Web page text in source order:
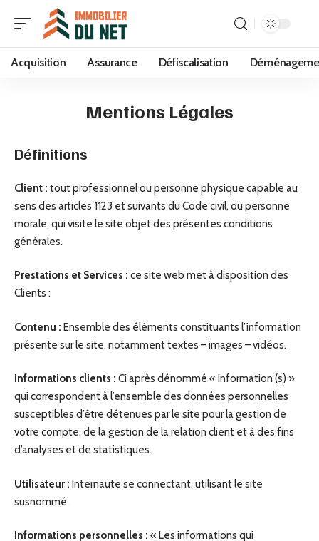
Acquisition Assurance Défiscalisation
Mentions Légales
Définitions
Client : tout professionnel ou personne physique capable au
sens des articles 1123 et suivants du Code civil, ou personne
morale, qui visite le site objet des présentes conditions
générales.
Prestations et Services : ce site web met à disposition des
Clients :
Contenu : Ensemble des éléments constituants l’information
présente sur le site, notamment textes – images – vidéos.
Informations clients : Ci après dénommé « Information (s) »
qui correspondent à l’ensemble des données personnelles
susceptibles d’être détenues par le site pour la gestion de
votre compte, de la gestion de la relation client et à des fins
d’analyses et de statistiques.
Utilisateur : Internaute se connectant, utilisant le site
susnommé.
Informations personnelles : « Les informations qui